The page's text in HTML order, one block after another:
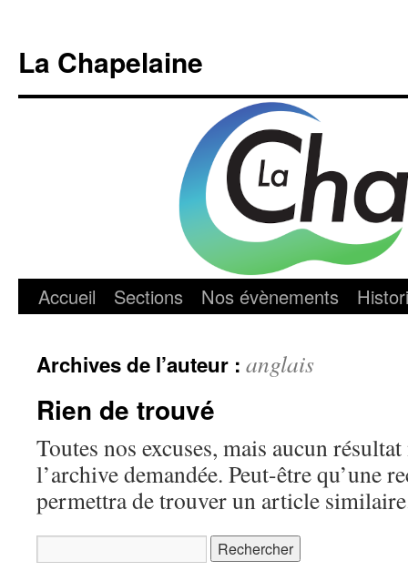
contenu
La Chapelaine
Accueil Sections Nos évènements
Archives de l’auteur : anglais
Rien de trouvé
Toutes nos excuses, mais aucun
l’archive demandée. Peut-être qu’une
permettra de trouver un article